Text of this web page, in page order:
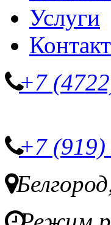
Услуги
+7
+7 (919)